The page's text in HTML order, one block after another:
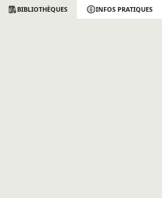
BIBLIOTHÈQUES INFOS PRATIQUES